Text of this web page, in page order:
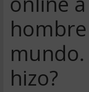
mundo.
hizo?